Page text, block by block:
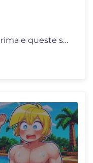
Ho provato EA FC 27 in Anteprima e queste sono le mie prime impression